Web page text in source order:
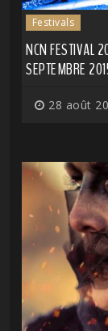
Festivals
NCN FESTIVAL
SEPTEMBRE
28 août